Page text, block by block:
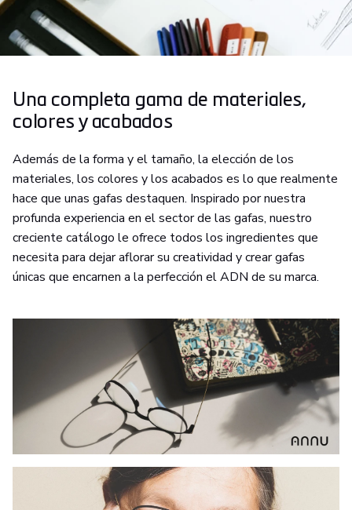
Una completa gama de materiales,
colores y acabados
Además de la forma y el tamaño, la elección de los
materiales, los colores y los acabados es lo que realmente
hace que unas gafas destaquen. Inspirado por nuestra
profunda experiencia en el sector de las gafas, nuestro
creciente catálogo le ofrece todos los ingredientes que
necesita para dejar aflorar su creatividad y crear gafas
únicas que encarnen a la perfección el ADN de su marca.